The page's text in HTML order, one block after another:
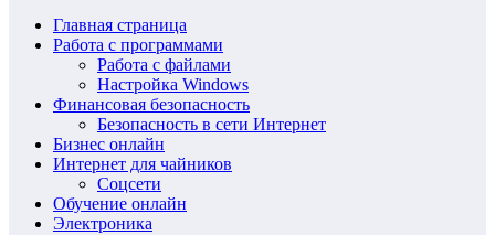
Главная страница
Работа с программами
Работа с файлами
Настройка Windows
Финансовая безопасность
Безопасность в сети Интернет
Бизнес онлайн
Интернет для чайников
Соцсети
Обучение онлайн
Электроника